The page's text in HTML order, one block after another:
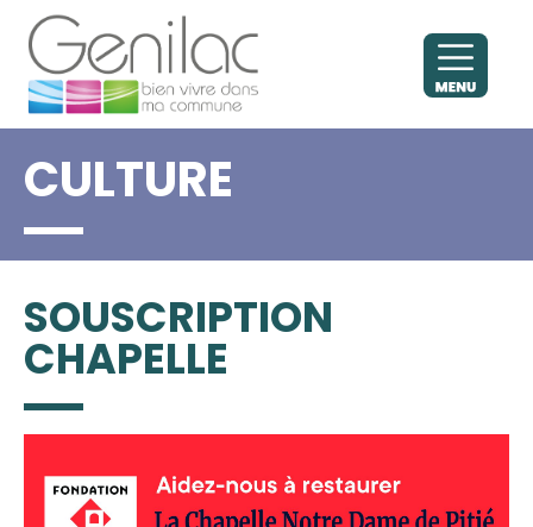
CULTURE
SOUSCRIPTION
CHAPELLE